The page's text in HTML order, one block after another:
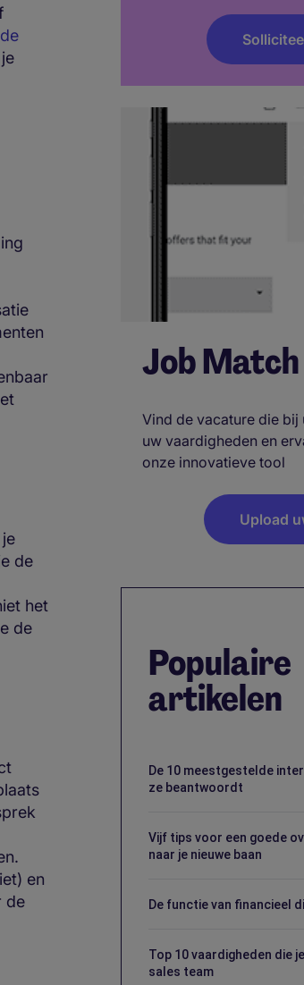
de
het
de
en
de
Job Match
Vind de vacature die bij
uw vaardigheden en
onze innovatieve tool
Upload
Populaire
artikelen
De 10 meestgestelde
ze beantwoordt
Vijf tips voor een goede
naar je nieuwe baan
De functie van financieel
Top 10 vaardigheden die
sales team